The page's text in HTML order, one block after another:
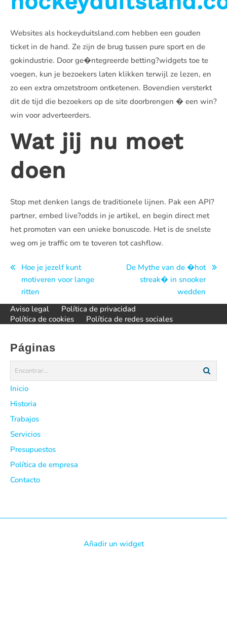
Websites als hockeyduitsland.com hebben een gouden
ticket in de hand. Ze zijn de brug tussen pure sport en de
gokindustrie. Door ge�ntegreerde betting?widgets toe te
voegen, kun je bezoekers laten klikken terwijl ze lezen, en
zo een extra omzetstroom ontketenen. Bovendien versterkt
dit de tijd die bezoekers op de site doorbrengen � een win?
win voor adverteerders.
Wat jij nu moet
doen
Stop met denken langs de traditionele lijnen. Pak een API?
partner, embed live?odds in je artikel, en begin direct met
het promoten van een unieke bonuscode. Het is de snelste
weg om je traffic om te toveren tot cashflow.
Navegación
de
entradas
Hoe je jezelf kunt
motiveren voor lange
ritten
De Mythe van de �hot
streak� in snooker
wedden
Aviso legal
Política de privacidad
Política de cookies
Política de redes sociales
Páginas
Inicio
Historia
Trabajos
Servicios
Presupuestos
Política de empresa
Contacto
Añadir un widget